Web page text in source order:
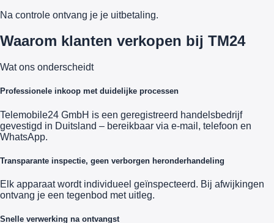
Na controle ontvang je je uitbetaling.
Waarom klanten verkopen bij TM24
Wat ons onderscheidt
Professionele inkoop met duidelijke processen
Telemobile24 GmbH is een geregistreerd handelsbedrijf
gevestigd in Duitsland – bereikbaar via e-mail, telefoon en
WhatsApp.
Transparante inspectie, geen verborgen heronderhandeling
Elk apparaat wordt individueel geïnspecteerd. Bij afwijkingen
ontvang je een tegenbod met uitleg.
Snelle verwerking na ontvangst